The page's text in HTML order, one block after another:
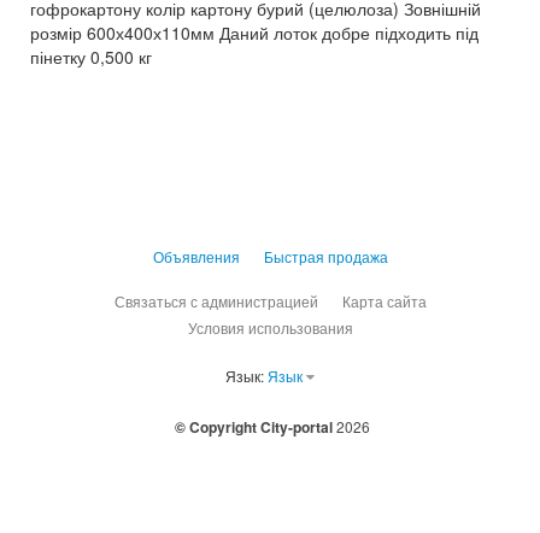
гофрокартону колір картону бурий (целюлоза) Зовнішній
розмір 600х400х110мм Даний лоток добре підходить під
пінетку 0,500 кг
Объявления Быстрая продажа
Связаться с администрацией
Карта сайта
Условия использования
Язык: Язык
© Copyright City-portal2026